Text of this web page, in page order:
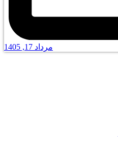
مرداد 17, 1405